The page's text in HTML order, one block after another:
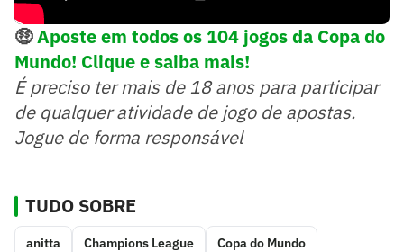
🤑Aposte em todos os 104 jogos da Copa do
Mundo! Clique e saiba mais!
É preciso ter mais de 18 anos para participar
de qualquer atividade de jogo de apostas.
Jogue de forma responsável
TUDO SOBRE
anitta Champions League Copa do Mundo